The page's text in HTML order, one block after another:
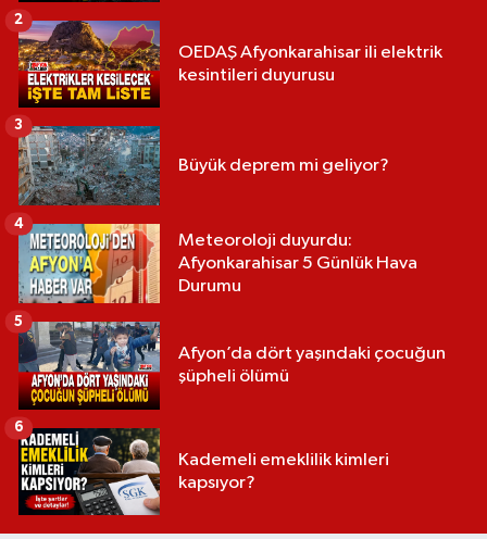
OEDAŞ Afyonkarahisar ili elektrik
kesintileri duyurusu
2
Büyük deprem mi geliyor?
3
Meteoroloji duyurdu:
Afyonkarahisar 5 Günlük Hava
Durumu
4
Afyon’da dört yaşındaki çocuğun
şüpheli ölümü
5
Kademeli emeklilik kimleri
kapsıyor?
6